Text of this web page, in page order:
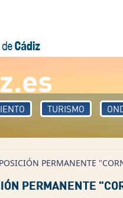
TURISMO
PERMANENTE
PERMANENTE